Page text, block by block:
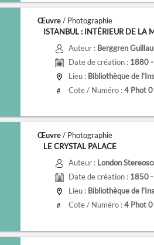
Œuvre/ Photographie
ISTANBUL : INTÉRIEUR DE LA
Auteur : Berggren
Date de création : 1880
Lieu : Bibliothèque de
# Cote / Numéro :4 Phot
Œuvre/ Photographie
LE CRYSTAL PALACE
Auteur : London
Date de création : 1850
Lieu : Bibliothèque de
# Cote / Numéro :4 Phot